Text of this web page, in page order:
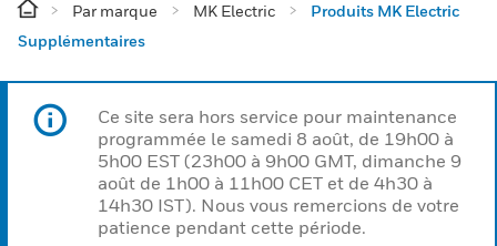
Par marque MK Electric
Produits MK Electric
Supplémentaires
Ce site sera hors service pour maintenance
programmée le samedi 8 août, de 19h00 à
5h00 EST (23h00 à 9h00 GMT, dimanche 9
août de 1h00 à 11h00 CET et de 4h30 à
14h30 IST). Nous vous remercions de votre
patience pendant cette période.